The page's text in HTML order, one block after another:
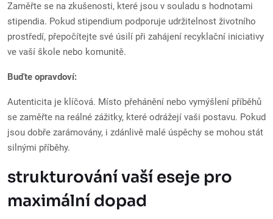
Zaměřte se na zkušenosti, které jsou v souladu s hodnotami
stipendia. Pokud stipendium podporuje udržitelnost životního
prostředí, přepočítejte své úsilí při zahájení recyklační iniciativy
ve vaší škole nebo komunitě.
Buďte opravdoví:
Autenticita je klíčová. Místo přehánění nebo vymýšlení příběhů
se zaměřte na reálné zážitky, které odrážejí vaši postavu. Pokud
jsou dobře zarámovány, i zdánlivě malé úspěchy se mohou stát
silnými příběhy.
strukturování vaší eseje pro
maximální dopad